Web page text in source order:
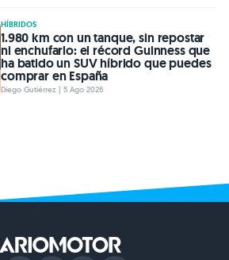
HÍBRIDOS
1.980 km con un tanque, sin repostar
ni enchufarlo: el récord Guinness que
ha batido un SUV híbrido que puedes
comprar en España
Diego Gutiérrez | 5 Ago 2026